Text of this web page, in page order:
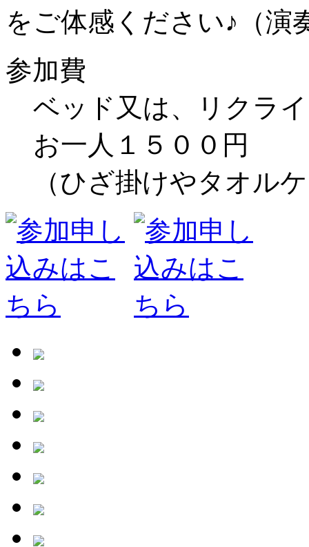
をご体感ください♪（演
参加費
ベッド又は、リクラ
お一人１５００円
（ひざ掛けやタオル